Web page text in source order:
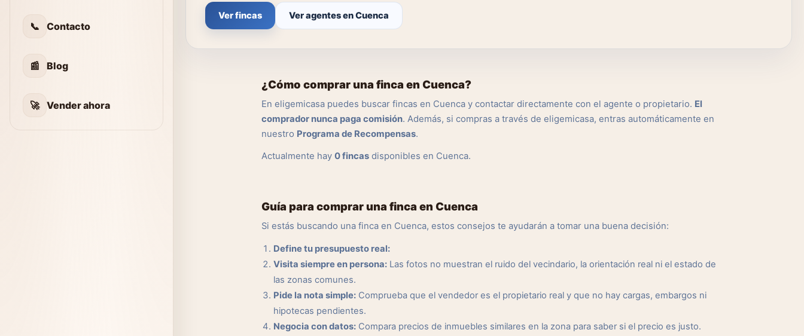
📞 Contacto
📰 Blog
🚀 Vender ahora
Ver fincas Ver agentes en Cuenca
¿Cómo comprar una finca en Cuenca?
En eligemicasa puedes buscar fincas en Cuenca y contactar directamente con el agente o propietario. El
comprador nunca paga comisión. Además, si compras a través de eligemicasa, entras automáticamente en
nuestro Programa de Recompensas.
Actualmente hay 0 fincas disponibles en Cuenca.
Guía para comprar una finca en Cuenca
Si estás buscando una finca en Cuenca, estos consejos te ayudarán a tomar una buena decisión:
Define tu presupuesto real:
Visita siempre en persona: Las fotos no muestran el ruido del vecindario, la orientación real ni el estado de
las zonas comunes.
Pide la nota simple: Comprueba que el vendedor es el propietario real y que no hay cargas, embargos ni
hipotecas pendientes.
Negocia con datos: Compara precios de inmuebles similares en la zona para saber si el precio es justo.